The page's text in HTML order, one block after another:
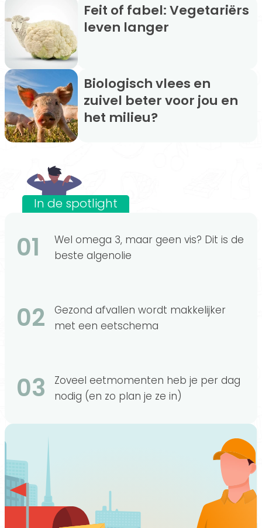
Feit of fabel: Vegetariërs
leven langer
Biologisch vlees en
zuivel beter voor jou en
het milieu?
In de spotlight
01
Wel omega 3, maar geen vis? Dit is de
beste algenolie
02
Gezond afvallen wordt makkelijker
met een eetschema
03
Zoveel eetmomenten heb je per dag
nodig (en zo plan je ze in)